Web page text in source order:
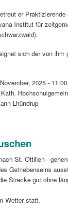
er Praktizierende
Institut für
sich der von ihm
2025 - 11:00
Kath.
Lhündrup
St. Ottilien -
Getriebenseins
Strecke gut ohne
Wetter statt.